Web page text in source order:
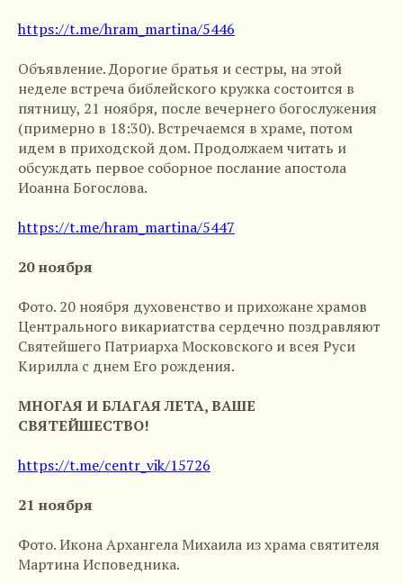
https://t.me/hram_martina/5446
Объявление. Дорогие братья и сестры, на этой
неделе встреча библейского кружка состоится в
пятницу, 21 ноября, после вечернего богослужения
(примерно в 18:30). Встречаемся в храме, потом
идем в приходской дом. Продолжаем читать и
обсуждать первое соборное послание апостола
Иоанна Богослова.
https://t.me/hram_martina/5447
20 ноября
Фото. 20 ноября духовенство и прихожане храмов
Центрального викариатства сердечно поздравляют
Святейшего Патриарха Московского и всея Руси
Кирилла с днем Его рождения.
МНОГАЯ И БЛАГАЯ ЛЕТА, ВАШЕ
СВЯТЕЙШЕСТВО!
https://t.me/centr_vik/15726
21 ноября
Фото. Икона Архангела Михаила из храма святителя
Мартина Исповедника.